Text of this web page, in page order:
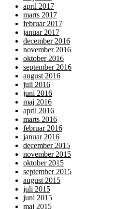
april 2017
marts 2017
februar 2017
januar 2017
december 2016
november 2016
oktober 2016
september 2016
august 2016
juli 2016
juni 2016
maj 2016
april 2016
marts 2016
februar 2016
januar 2016
december 2015
november 2015
oktober 2015
september 2015
august 2015
juli 2015
juni 2015
maj 2015